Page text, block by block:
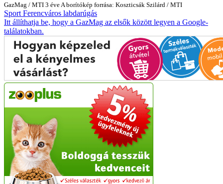
GazMag / MTI 3 éve A borítókép forrása: Koszticsák Szilárd / MTI
Sport Ferencváros labdarúgás
Itt állíthatja be, hogy a GazMag az elsők között legyen a Google-
találatokban.